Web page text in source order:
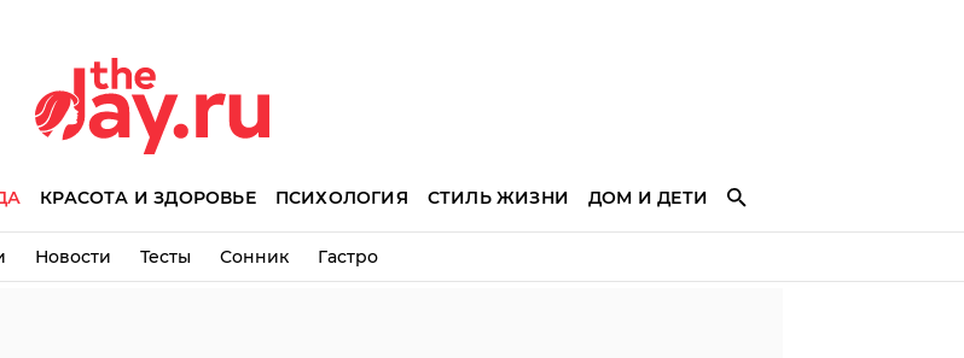
КРАСОТА И ЗДОРОВЬЕ ПСИХОЛОГИЯ СТИЛЬ ЖИЗНИ ДОМ И ДЕТИ
Новости Тесты Сонник Гастро